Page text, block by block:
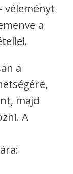
véleményt
a
a
majd
A